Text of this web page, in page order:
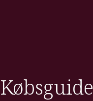
Købsguide